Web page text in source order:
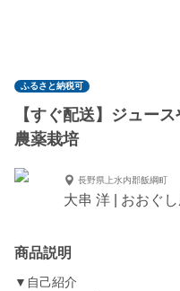
ふるさと納税可
【すぐ配送】ジュー
農薬栽培
長野県上水内郡飯綱町
大串 洋 | おおぐし
商品説明
▼自己紹介